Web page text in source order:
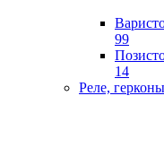
99
14
Реле, герконы